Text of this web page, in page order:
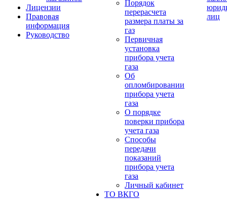
Лицензии
Правовая
информация
Руководство
Порядок
перерасчета
размера платы за
газ
Первичная
установка
прибора учета
газа
Об
опломбировании
прибора учета
газа
О порядке
поверки прибора
учета газа
Способы
передачи
показаний
прибора учета
газа
Личный кабинет
ТО ВКГО
лиц